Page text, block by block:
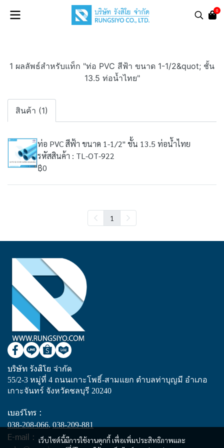
0
1 ผลลัพธ์สำหรับแท็ก "ท่อ PVC สีฟ้า ขนาด 1-1/2&quot; ชั้น
13.5 ท่อน้ำไทย"
สินค้า (1)
ท่อ PVC สีฟ้า ขนาด 1-1/2" ชั้น 13.5 ท่อน้ำไทย
รหัสสินค้า : TL-OT-922
฿0
1
เว็บไซต์นี้มีการใช้งานคุกกี้ เพื่อเพิ่มประสิทธิภาพและ
บริษัท รังสิโย จำกัด
55/2-3 หมู่ที่ 4 ถนนเกาะโพธิ์-สามแยก ตำบลท่าบุญมี อำเภอ
เกาะจันทร์ จังหวัดชลบุรี 20240
เบอร์โทร :
038-208-066, 038-209-881
E-mail :